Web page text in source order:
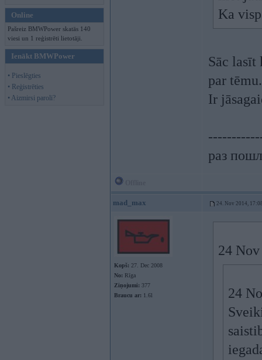
Online
Pašreiz BMWPower skatās 140
viesi un 1 reģistrēti lietotāji.
Ienākt BMWPower
• Pieslēgties
• Reģistrēties
• Aizmirsi paroli?
Ka
Sāc lasīt
par tēmu.
Ir
раз
mad_max 24. Nov 2014,
Kopš: 27. Dec 2008
No: Rīga
Ziņojumi: 377
Braucu ar: 1.6l
24
24